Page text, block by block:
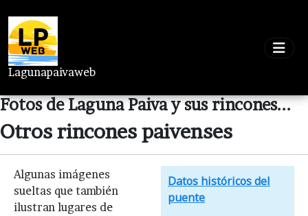
Lagunapaivaweb
Fotos de Laguna Paiva y sus rincones...
Otros rincones paivenses
Algunas imágenes
sueltas que también
ilustran lugares de
Datos históricos del
puente